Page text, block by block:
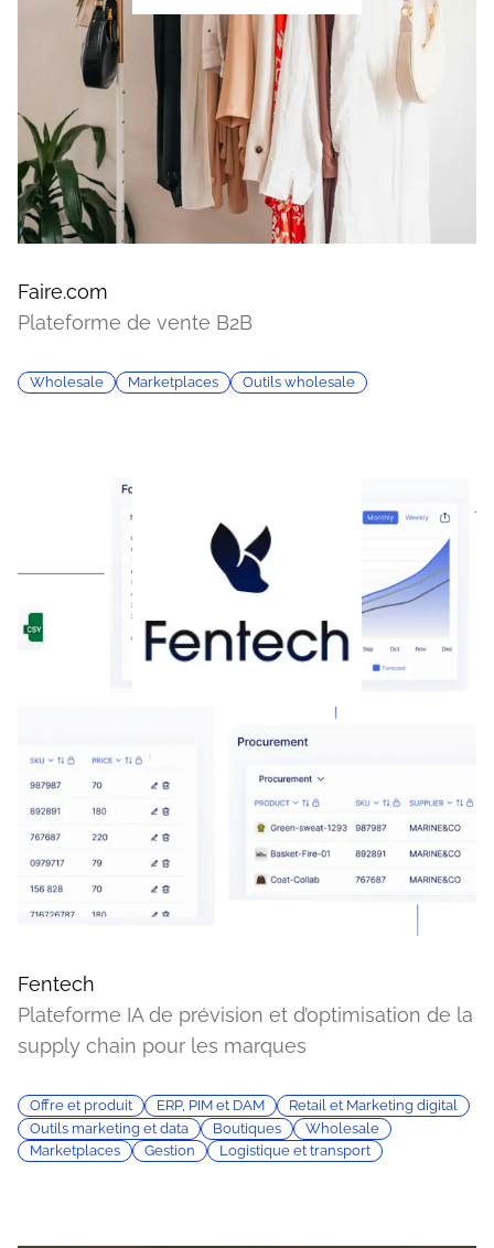
Faire.com
Plateforme de vente B2B
Wholesale Marketplaces Outils wholesale
Fentech
Plateforme IA de prévision et d’optimisation de la
supply chain pour les marques
Offre et produit ERP, PIM et DAM
Retail et Marketing digital
Outils marketing et data
Boutiques
Wholesale
Marketplaces
Gestion Logistique et transport